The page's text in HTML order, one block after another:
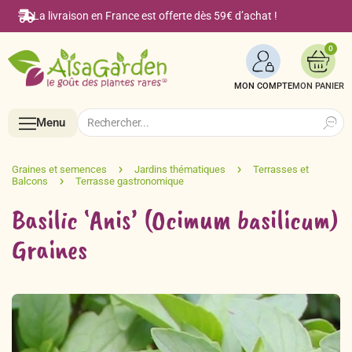
La livraison en France est offerte dès 59€ d’achat !
MON COMPTE
0
Menu
Menu
Accueil
Boutique en ligne
Semences BIO de A à Z
Le Blog Alsagarden
Search
for:
Basilic ‘Anis’ (Ocimum basilicum)
Graines